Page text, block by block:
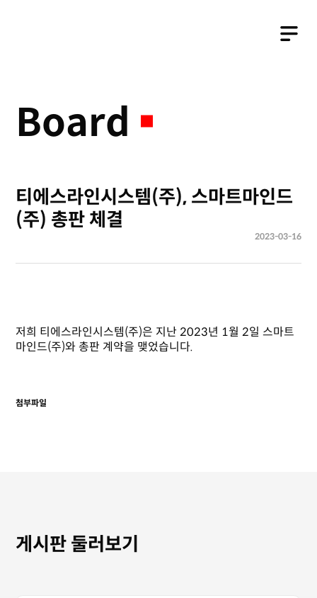
Business
Board
티에스라인시스템(주), 스마트마인드
(주) 총판 체결
2023-03-16
저희 티에스라인시스템(주)은 지난 2023년 1월 2일 스마트
마인드(주)와 총판 계약을 맺었습니다.
첨부파일
게시판 둘러보기